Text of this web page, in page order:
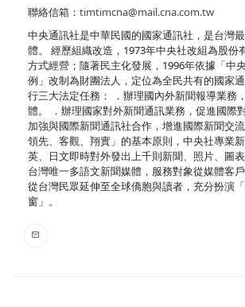
聯絡信箱： timtimcna@mail.cna.com.tw
中央通訊社是中華民國的國家通訊社，是台灣
體。 經歷組織改造，1973年中央社改組為股份
方式經營；隨著民主化發展，1996年依據「中
例」改制為財團法人，定位為全民共有的國家
行三大法定任務： ．辦理國內外新聞報導業務
體。 ．辦理國家對外新聞通訊業務，促進國際
加強與國際新聞通訊社合作，增進國際新聞交流
領先、客觀、翔實」的基本原則，中央社專業新
英、日文即時對外發出上千則新聞、照片、圖
台灣唯一多語文新聞媒體，服務對象從媒體客
從台灣民眾延伸至全球僑胞與讀者，充分扮演
窗」。